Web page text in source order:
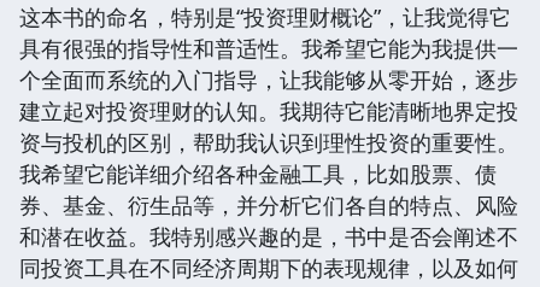
这本书的命名，特别是“投资理财概论”，让我觉得它
具有很强的指导性和普适性。我希望它能为我提供一
个全面而系统的入门指导，让我能够从零开始，逐步
建立起对投资理财的认知。我期待它能清晰地界定投
资与投机的区别，帮助我认识到理性投资的重要性。
我希望它能详细介绍各种金融工具，比如股票、债
券、基金、衍生品等，并分析它们各自的特点、风险
和潜在收益。我特别感兴趣的是，书中是否会阐述不
同投资工具在不同经济周期下的表现规律，以及如何